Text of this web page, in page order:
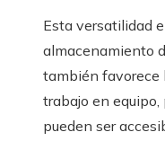
Esta versatilidad
almacenamiento
también favorece
trabajo en equipo,
pueden ser